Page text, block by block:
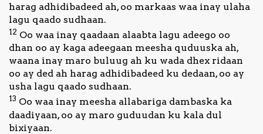
harag adhidibadeed ah, oo markaas waa inay ulaha
lagu qaado sudhaan.
12 Oo waa inay qaadaan alaabta lagu adeego oo
dhan oo ay kaga adeegaan meesha quduuska ah,
waana inay maro buluug ah ku wada dhex ridaan
oo ay ded ah harag adhidibadeed ku dedaan, oo ay
usha lagu qaado sudhaan.
13 Oo waa inay meesha allabariga dambaska ka
daadiyaan, oo ay maro guduudan ku kala dul
bixiyaan.